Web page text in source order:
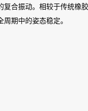
复合振动。相较于传统橡
期中的姿态稳定。